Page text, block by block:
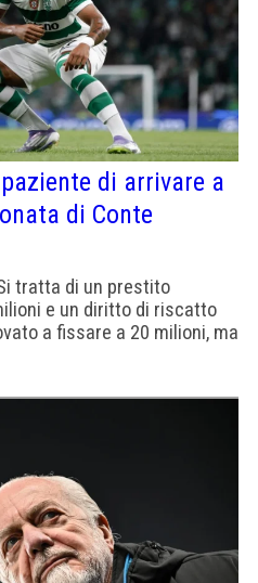
di arrivare a
di Conte
tratta di un prestito
e un diritto di riscatto
a fissare a 20 milioni, ma